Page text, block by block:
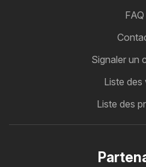
FAQ
Signaler un
Liste des
Liste des